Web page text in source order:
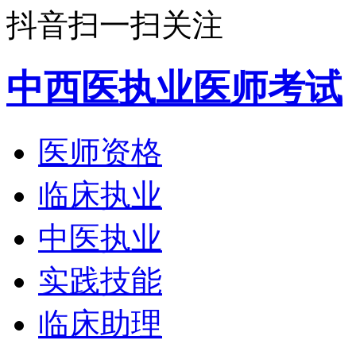
抖音扫一扫关注
中西医执业医师考试
医师资格
临床执业
中医执业
实践技能
临床助理